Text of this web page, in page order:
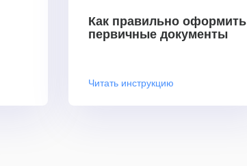
Как правильно оформить
первичные документы
Читать инструкцию